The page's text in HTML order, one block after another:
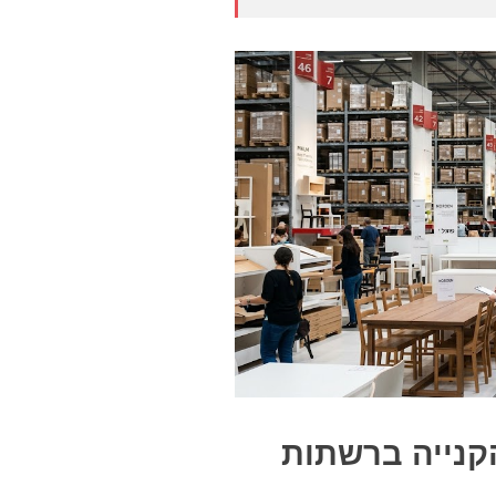
ברשתות